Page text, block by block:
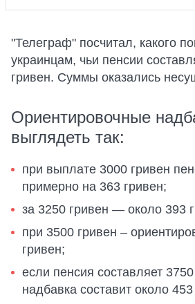
"Телеграф" посчитал, какого
украинцам, чьи пенсии
гривен. Суммы оказались
Ориентировочные
выглядеть так:
при выплате 3000 гривен
примерно на 363 гривен;
за 3250 гривен — около 393
при 3500 гривен –
гривен;
если пенсия составляет
надбавка составит около